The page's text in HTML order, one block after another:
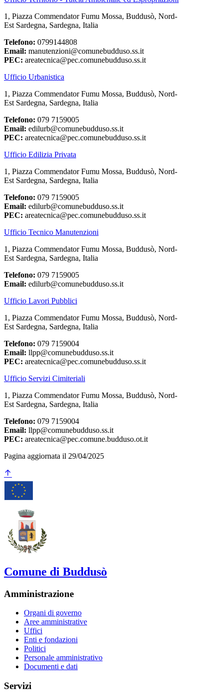
1, Piazza Commendator Fumu Mossa, Buddusò, Nord-
Est Sardegna, Sardegna, Italia
Telefono: 0799144808
Email: manutenzioni@comunebudduso.ss.it
PEC: areatecnica@pec.comunebudduso.ss.it
Ufficio Urbanistica
1, Piazza Commendator Fumu Mossa, Buddusò, Nord-
Est Sardegna, Sardegna, Italia
Telefono: 079 7159005
Email: edilurb@comunebudduso.ss.it
PEC: areatecnica@pec.comunebudduso.ss.it
Ufficio Edilizia Privata
1, Piazza Commendator Fumu Mossa, Buddusò, Nord-
Est Sardegna, Sardegna, Italia
Telefono: 079 7159005
Email: edilurb@comunebudduso.ss.it
PEC: areatecnica@pec.comunebudduso.ss.it
Ufficio Tecnico Manutenzioni
1, Piazza Commendator Fumu Mossa, Buddusò, Nord-
Est Sardegna, Sardegna, Italia
Telefono: 079 7159005
Email: edilurb@comunebudduso.ss.it
Ufficio Lavori Pubblici
1, Piazza Commendator Fumu Mossa, Buddusò, Nord-
Est Sardegna, Sardegna, Italia
Telefono: 079 7159004
Email: llpp@comunebudduso.ss.it
PEC: areatecnica@pec.comunebudduso.ss.it
Ufficio Servizi Cimiteriali
1, Piazza Commendator Fumu Mossa, Buddusò, Nord-
Est Sardegna, Sardegna, Italia
Telefono: 079 7159004
Email: llpp@comunebudduso.ss.it
PEC: areatecnica@pec.comune.budduso.ot.it
Pagina aggiornata il 29/04/2025
Comune di Buddusò
Amministrazione
Organi di governo
Aree amministrative
Uffici
Enti e fondazioni
Politici
Personale amministrativo
Documenti e dati
Servizi